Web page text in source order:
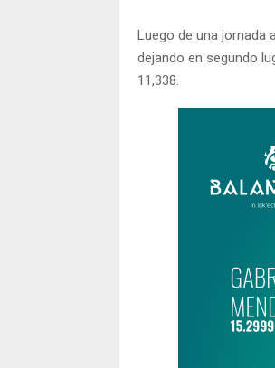
Luego de una jornada
dejando en segundo
11,338.